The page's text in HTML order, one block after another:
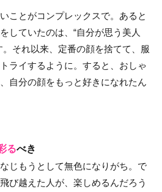
ことがコンプレックスで。あると
していたのは、“自分が思う美人
。それ以来、定番の顔を捨てて、服
ライするように。すると、おしゃ
自分の顔をもっと好きになれたん
るべき
じもうとして無色になりがち。で
び越えた人が、楽しめるんだろう